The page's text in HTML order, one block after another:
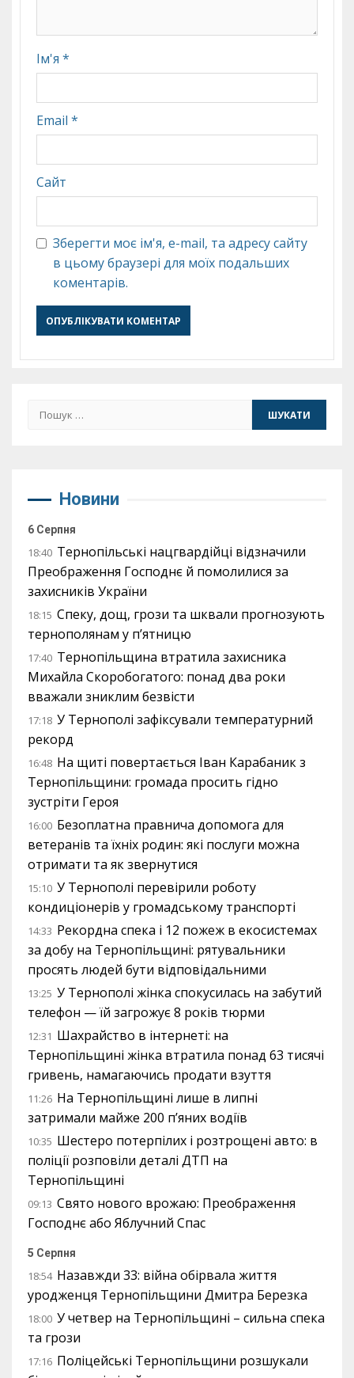
Ім'я *
Email *
Сайт
Зберегти моє ім'я, e-mail, та адресу сайту
в цьому браузері для моїх подальших
коментарів.
Пошук:
Новини
6 Серпня
18:40 Тернопільські нацгвардійці відзначили
Преображення Господнє й помолилися за
захисників України
18:15 Спеку, дощ, грози та шквали прогнозують
тернополянам у п’ятницю
17:40 Тернопільщина втратила захисника
Михайла Скоробогатого: понад два роки
вважали зниклим безвісти
17:18 У Тернополі зафіксували температурний
рекорд
16:48 На щиті повертається Іван Карабаник з
Тернопільщини: громада просить гідно
зустріти Героя
16:00 Безоплатна правнича допомога для
ветеранів та їхніх родин: які послуги можна
отримати та як звернутися
15:10 У Тернополі перевірили роботу
кондиціонерів у громадському транспорті
14:33 Рекордна спека і 12 пожеж в екосистемах
за добу на Тернопільщині: рятувальники
просять людей бути відповідальними
13:25 У Тернополі жінка спокусилась на забутий
телефон — їй загрожує 8 років тюрми
12:31 Шахрайство в інтернеті: на
Тернопільщині жінка втратила понад 63 тисячі
гривень, намагаючись продати взуття
11:26 На Тернопільщині лише в липні
затримали майже 200 п’яних водіїв
10:35 Шестеро потерпілих і розтрощені авто: в
поліції розповіли деталі ДТП на
Тернопільщині
09:13 Свято нового врожаю: Преображення
Господнє або Яблучний Спас
5 Серпня
18:54 Назавжди 33: війна обірвала життя
уродженця Тернопільщини Дмитра Березка
18:00 У четвер на Тернопільщині – сильна спека
та грози
17:16 Поліцейські Тернопільщини розшукали